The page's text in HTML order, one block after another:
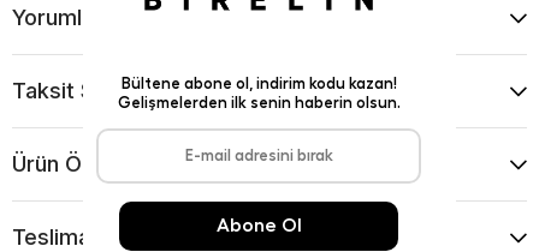
Yorumlar
Taksit Seçenekleri
Ürün Önerileri
Teslimat Ve İade Koşulları